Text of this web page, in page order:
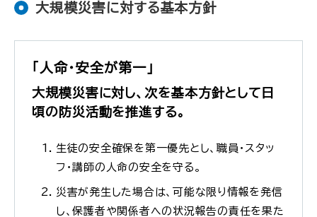
大規模災害に対する基本方針
「人命・安全が第一」
大規模災害に対し、次を基本方針として日
頃の防災活動を推進する。
生徒の安全確保を第一優先とし、職員・スタッ
フ・講師の人命の安全を守る。
災害が発生した場合は、可能な限り情報を発信
し、保護者や関係者への状況報告の責任を果た